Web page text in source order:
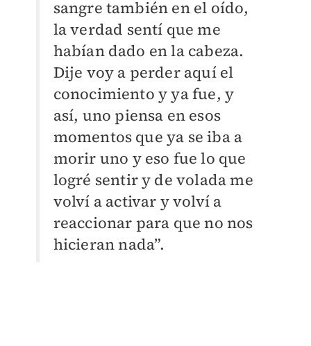
sangre también en el oído,
la verdad sentí que me
habían dado en la cabeza.
Dije voy a perder aquí el
conocimiento y ya fue, y
así, uno piensa en esos
momentos que ya se iba a
morir uno y eso fue lo que
logré sentir y de volada me
volví a activar y volví a
reaccionar para que no nos
hicieran nada”.